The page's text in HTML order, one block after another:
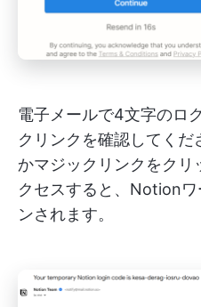
電子メールで4文字のロ
クリンクを確認してく
かマジックリンクをク
クセスすると、Notion
ンされます。